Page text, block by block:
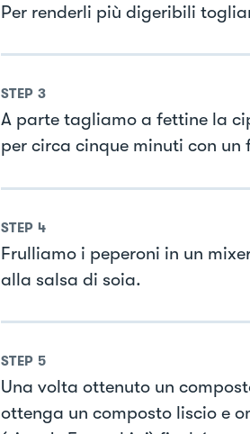
Per renderli più digeribili
STEP 3
A parte tagliamo a fettine la
per circa cinque minuti con un
STEP 4
Frulliamo i peperoni in un
alla salsa di soia.
STEP 5
Una volta ottenuto un
ottenga un composto liscio e